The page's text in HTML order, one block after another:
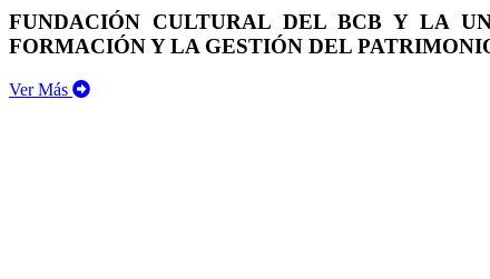
FUNDACIÓN CULTURAL DEL BCB Y LA
FORMACIÓN Y LA GESTIÓN DEL
Ver Más